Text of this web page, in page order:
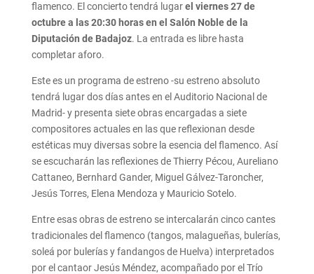
flamenco. El concierto tendrá lugarel viernes 27 de
octubre a las 20:30 horas en el Salón Noble de la
Diputación de Badajoz. La entrada es libre hasta
completar aforo.
Este es un programa de estreno -su estreno absoluto
tendrá lugar dos días antes en el Auditorio Nacional de
Madrid- y presenta siete obras encargadas a siete
compositores actuales en las que reflexionan desde
estéticas muy diversas sobre la esencia del flamenco. Así
se escucharán las reflexiones de Thierry Pécou, Aureliano
Cattaneo, Bernhard Gander, Miguel Gálvez-Taroncher,
Jesús Torres, Elena Mendoza y Mauricio Sotelo.
Entre esas obras de estreno se intercalarán cinco cantes
tradicionales del flamenco (tangos, malagueñas, bulerías,
soleá por bulerías y fandangos de Huelva) interpretados
por el cantaor Jesús Méndez, acompañado por el Trío